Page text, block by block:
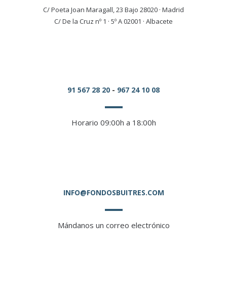
C/ Poeta Joan Maragall, 23 Bajo 28020 · Madrid
C/ De la Cruz nº 1 · 5º A 02001 · Albacete
91 567 28 20 - 967 24 10 08
Horario 09:00h a 18:00h
INFO@FONDOSBUITRES.COM
Mándanos un correo electrónico